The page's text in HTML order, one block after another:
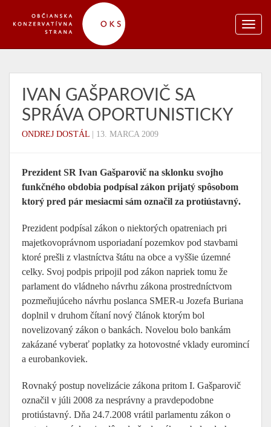
IVAN GAŠPAROVIČ SA
SPRÁVA OPORTUNISTICKY
ONDREJ DOSTÁL 13. MARCA 2009
Prezident SR Ivan Gašparovič na sklonku svojho
funkčného obdobia podpísal zákon prijatý spôsobom
ktorý pred pár mesiacmi sám označil za protiústavný.
Prezident podpísal zákon o niektorých opatreniach pri
majetkovoprávnom usporiadaní pozemkov pod stavbami
ktoré prešli z vlastníctva štátu na obce a vyššie územné
celky. Svoj podpis pripojil pod zákon napriek tomu že
parlament do vládneho návrhu zákona prostredníctvom
pozmeňujúceho návrhu poslanca SMER-u Jozefa Buriana
doplnil v druhom čítaní nový článok ktorým bol
novelizovaný zákon o bankách. Novelou bolo bankám
zakázané vyberať poplatky za hotovostné vklady euromincí
a eurobankoviek.
Rovnaký postup novelizácie zákona pritom I. Gašparovič
označil v júli 2008 za nesprávny a pravdepodobne
protiústavný. Dňa 24.7.2008 vrátil parlamentu zákon o